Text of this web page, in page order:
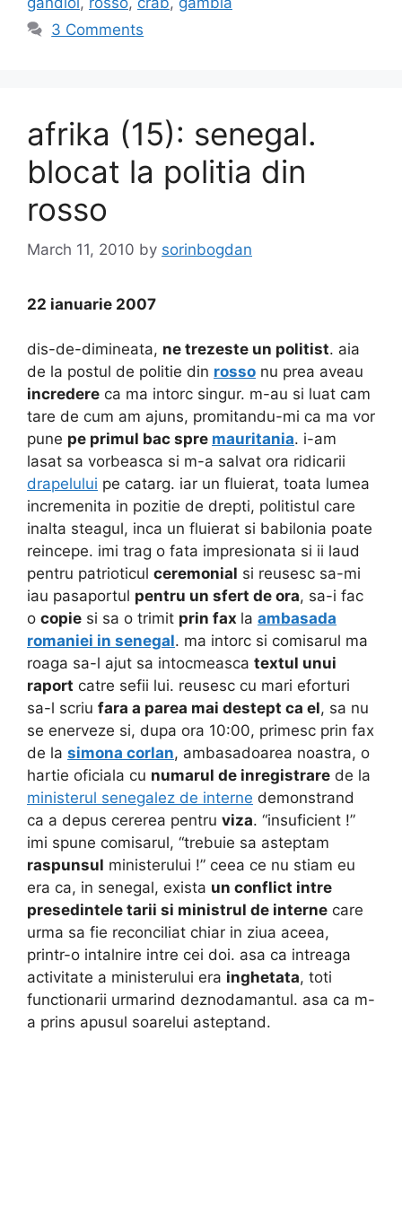
3 Comments
afrika (15): senegal.
blocat la politia din
rosso
March 11, 2010 by sorinbogdan
22 ianuarie 2007
dis-de-dimineata, ne trezeste un politist. aia
de la postul de politie din rosso nu prea aveau
incredere ca ma intorc singur. m-au si luat cam
tare de cum am ajuns, promitandu-mi ca ma vor
pune pe primul bac spre mauritania. i-am
lasat sa vorbeasca si m-a salvat ora ridicarii
drapelului pe catarg. iar un fluierat, toata lumea
incremenita in pozitie de drepti, politistul care
inalta steagul, inca un fluierat si babilonia poate
reincepe. imi trag o fata impresionata si ii laud
pentru patrioticul ceremonial si reusesc sa-mi
iau pasaportul pentru un sfert de ora, sa-i fac
o copie si sa o trimit prin fax la ambasada
romaniei in senegal. ma intorc si comisarul ma
roaga sa-l ajut sa intocmeasca textul unui
raport catre sefii lui. reusesc cu mari eforturi
sa-l scriu fara a parea mai destept ca el, sa nu
se enerveze si, dupa ora 10:00, primesc prin fax
de la simona corlan, ambasadoarea noastra, o
hartie oficiala cu numarul de inregistrare de la
ministerul senegalez de interne demonstrand
ca a depus cererea pentru viza. “insuficient !”
imi spune comisarul, “trebuie sa asteptam
raspunsul ministerului !” ceea ce nu stiam eu
era ca, in senegal, exista un conflict intre
presedintele tarii si ministrul de interne care
urma sa fie reconciliat chiar in ziua aceea,
printr-o intalnire intre cei doi. asa ca intreaga
activitate a ministerului era inghetata, toti
functionarii urmarind deznodamantul. asa ca m-
a prins apusul soarelui asteptand.